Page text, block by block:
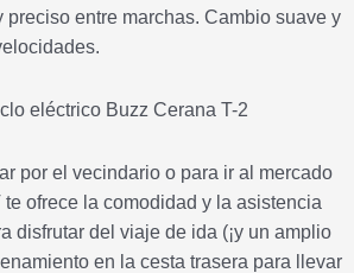
preciso entre marchas. Cambio suave y
por el vecindario o para ir al mercado
te ofrece la comodidad y la asistencia
disfrutar del viaje de ida (¡y un amplio
en la cesta trasera para llevar